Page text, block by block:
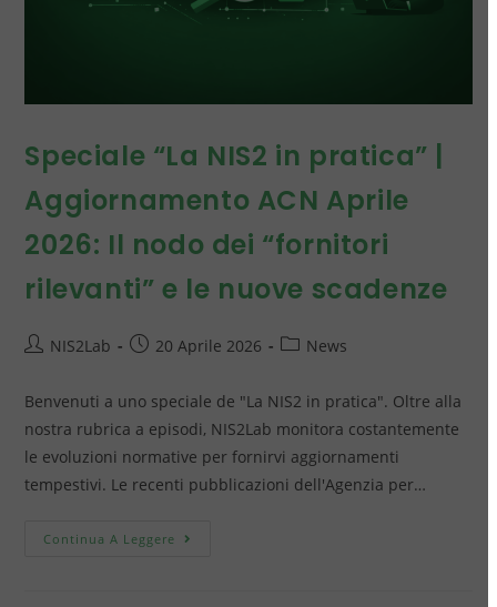
Speciale “La NIS2 in pratica” |
Aggiornamento ACN Aprile
2026: Il nodo dei “fornitori
rilevanti” e le nuove scadenze
NIS2Lab 20 Aprile 2026 News
Benvenuti a uno speciale de "La NIS2 in pratica". Oltre alla
nostra rubrica a episodi, NIS2Lab monitora costantemente
le evoluzioni normative per fornirvi aggiornamenti
tempestivi. Le recenti pubblicazioni dell'Agenzia per…
Continua A Leggere